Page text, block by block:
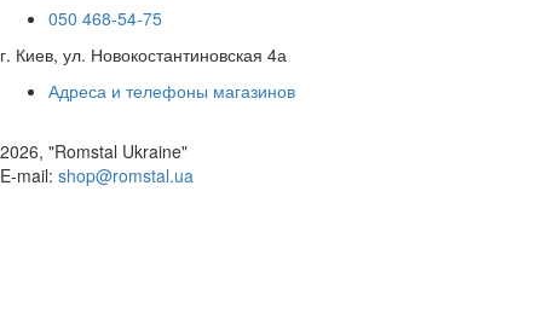
050 468-54-75
г. Киев, ул. Новокостантиновская 4а
Адреса и телефоны магазинов
2026, "Romstal Ukraine"
​E-mail: shop@romstal.ua